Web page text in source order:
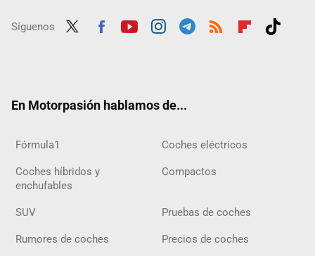
Síguenos
En Motorpasión hablamos de...
Fórmula1 Coches eléctricos
Coches híbridos y
enchufables
Compactos
SUV Pruebas de coches
Rumores de coches Precios de coches